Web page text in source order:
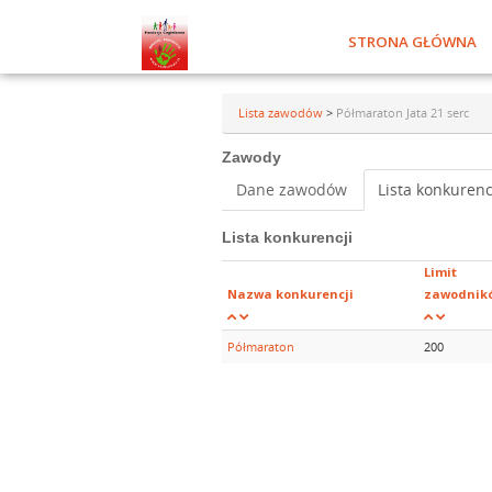
STRONA GŁÓWNA
Lista zawodów > Półmaraton Jata 21 serc
Zawody
Dane zawodów Lista
Lista konkurencji
Nazwa konkurencji
Limit
Półmaraton 200